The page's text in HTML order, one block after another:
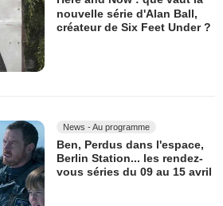
nouvelle série d'Alan Ball,
créateur de Six Feet Under ?
News - Au programme
Ben, Perdus dans l'espace,
Berlin Station... les rendez-
vous séries du 09 au 15 avril